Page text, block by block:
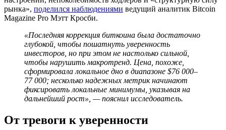
рынка», поделился наблюдениями ведущий аналитик Bitcoin
Magazine Pro Мэтт Кросби.
«Последняя коррекция биткоина была достаточно
глубокой, чтобы пошатнуть уверенность
инвесторов, но при этом не настолько сильной,
чтобы нарушить макротренд. Цена, похоже,
сформировала локальное дно в диапазоне $76 000–
77 000; несколько надежных метрик начинают
фиксировать локальные минимумы, указывая на
дальнейший рост», — пояснил исследователь.
От тревоги к уверенности